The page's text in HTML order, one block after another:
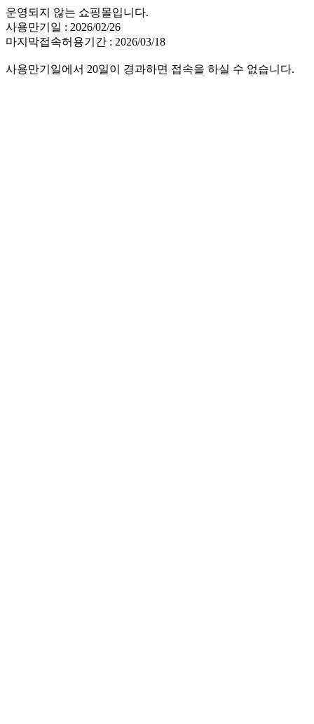
운영되지 않는 쇼핑몰입니다.
사용만기일 : 2026/02/26
마지막접속허용기간 : 2026/03/18
사용만기일에서 20일이 경과하면 접속을 하실 수 없습니다.